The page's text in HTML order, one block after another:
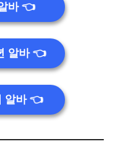
바👈
알바👈
알바👈